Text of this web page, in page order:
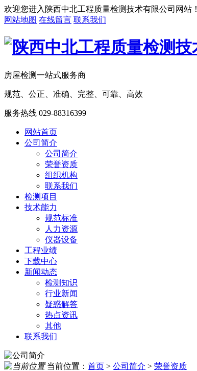
欢迎您进入陕西中北工程质量检测技术有限公司网站！
网站地图 在线留言 联系我们
房屋检测一站式服务商
规范、公正、准确、完整、可靠、高效
服务热线 029-88316399
网站首页
公司简介
公司简介
荣誉资质
组织机构
联系我们
检测项目
技术能力
规范标准
人力资源
仪器设备
工程业绩
下载中心
新闻动态
检测知识
行业新闻
疑惑解答
热点资讯
其他
联系我们
当前位置： 首页 > 公司简介 > 荣誉资质